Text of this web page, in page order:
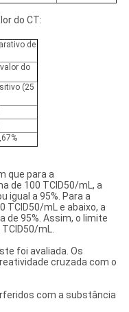
do CT:
de
do
(25
que para a
de 100 TCID50/mL, a
igual a 95%. Para a
TCID50/mL e abaixo, a
de 95%. Assim, o limite
mL.
foi avaliada. Os
cruzada com o
com a substância